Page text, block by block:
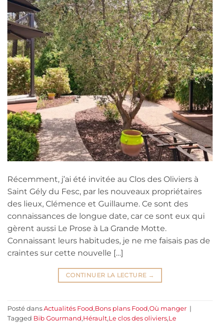
Récemment, j’ai été invitée au Clos des Oliviers à
Saint Gély du Fesc, par les nouveaux propriétaires
des lieux, Clémence et Guillaume. Ce sont des
connaissances de longue date, car ce sont eux qui
gèrent aussi Le Prose à La Grande Motte.
Connaissant leurs habitudes, je ne me faisais pas de
craintes sur cette nouvelle […]
CONTINUER LA LECTURE →
Posté dans Actualités Food,Bons plans Food,Où manger |
Tagged Bib Gourmand,Hérault,Le clos des oliviers,Le